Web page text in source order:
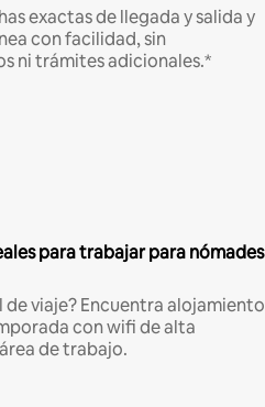
exactas de llegada y salida y
con facilidad, sin
ni trámites adicionales.*
para trabajar para nómades
de viaje? Encuentra alojamiento
con wifi de alta
de trabajo.